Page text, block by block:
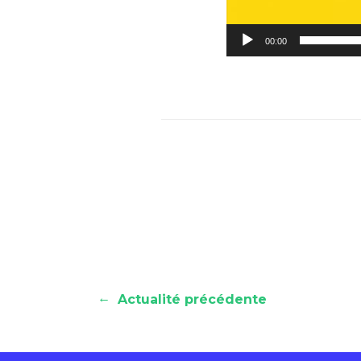
00:00
← Actualité précédente